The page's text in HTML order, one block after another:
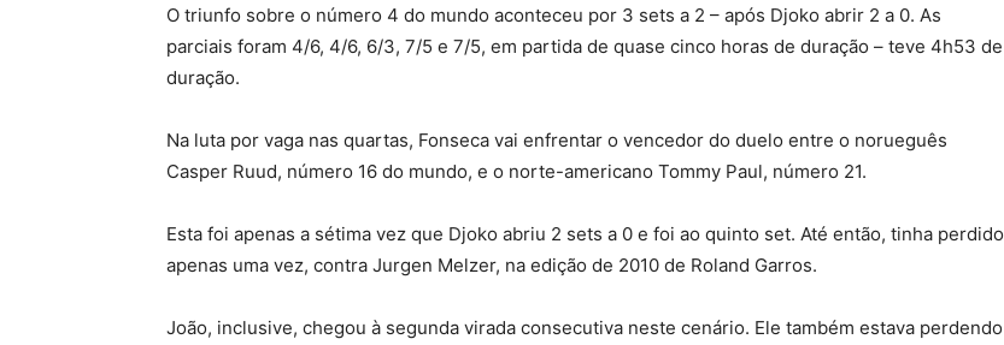
O triunfo sobre o número 4 do mundo aconteceu por 3 sets a 2 – após Djoko abrir 2 a 0. As
parciais foram 4/6, 4/6, 6/3, 7/5 e 7/5, em partida de quase cinco horas de duração – teve 4h53 de
duração.
Na luta por vaga nas quartas, Fonseca vai enfrentar o vencedor do duelo entre o norueguês
Casper Ruud, número 16 do mundo, e o norte-americano Tommy Paul, número 21.
Esta foi apenas a sétima vez que Djoko abriu 2 sets a 0 e foi ao quinto set. Até então, tinha perdido
apenas uma vez, contra Jurgen Melzer, na edição de 2010 de Roland Garros.
João, inclusive, chegou à segunda virada consecutiva neste cenário. Ele também estava perdendo